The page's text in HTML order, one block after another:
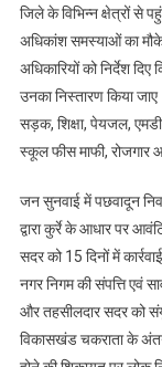
जिले के विभिन्न क्षेत्रों से
अधिकांश समस्याओं का मौके
अधिकारियों को निर्देश
उनका निस्तारण किया
सड़क, शिक्षा, पेयजल,
स्कूल फीस माफी, रोजगार
जन सुनवाई में पछवादून
द्वारा कुर्रे के आधार पर
सदर को 15 दिनों में
नगर निगम की संपत्ति एवं
और तहसीलदार सदर को
विकासखंड चकराता के